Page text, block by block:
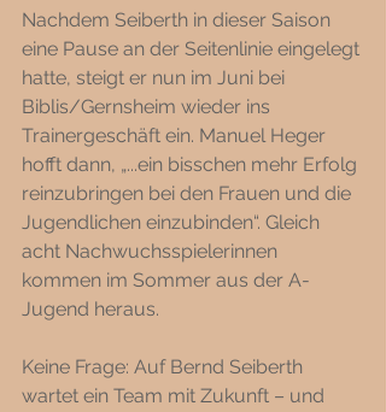
Nachdem Seiberth in dieser Saison
eine Pause an der Seitenlinie eingelegt
hatte, steigt er nun im Juni bei
Biblis/Gernsheim wieder ins
Trainergeschäft ein. Manuel Heger
hofft dann, „...ein bisschen mehr Erfolg
reinzubringen bei den Frauen und die
Jugendlichen einzubinden“. Gleich
acht Nachwuchsspielerinnen
kommen im Sommer aus der A-
Jugend heraus.
Keine Frage: Auf Bernd Seiberth
wartet ein Team mit Zukunft – und